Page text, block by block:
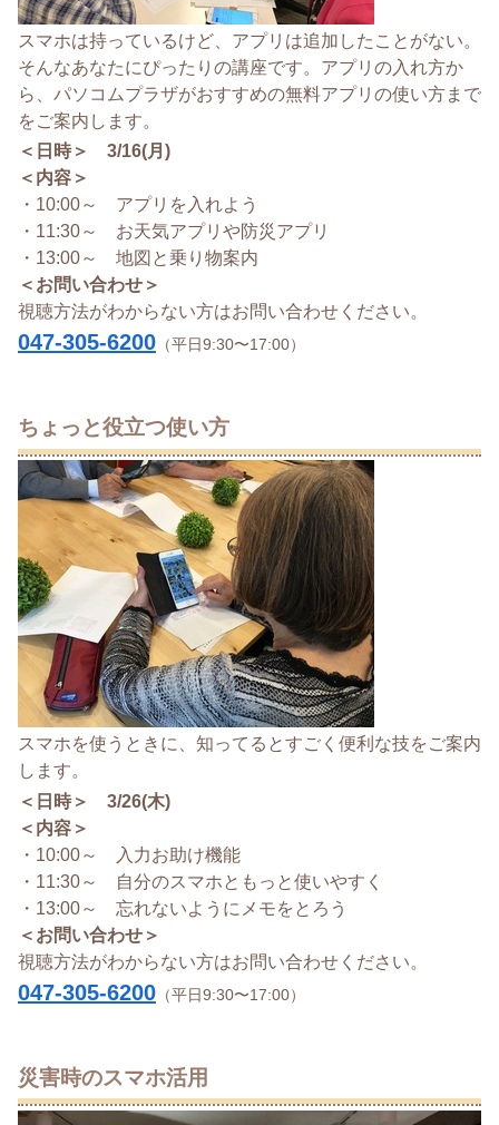
スマホは持っているけど、アプリは追加したことがない。
そんなあなたにぴったりの講座です。アプリの入れ方か
ら、パソコムプラザがおすすめの無料アプリの使い方まで
をご案内します。
＜日時＞ 3/16(月)
＜内容＞
・10:00～ アプリを入れよう
・11:30～ お天気アプリや防災アプリ
・13:00～ 地図と乗り物案内
＜お問い合わせ＞
視聴方法がわからない方はお問い合わせください。
047-305-6200 （平日9:30〜17:00）
ちょっと役立つ使い方
スマホを使うときに、知ってるとすごく便利な技をご案内
します。
＜日時＞ 3/26(木)
＜内容＞
・10:00～ 入力お助け機能
・11:30～ 自分のスマホともっと使いやすく
・13:00～ 忘れないようにメモをとろう
＜お問い合わせ＞
視聴方法がわからない方はお問い合わせください。
047-305-6200 （平日9:30〜17:00）
災害時のスマホ活用